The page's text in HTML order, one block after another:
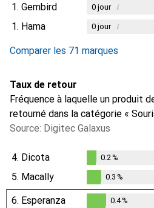
1. Gembird 0jour i
1. Hama 0jour i
Comparer les 71 marques
Taux de retour
Fréquence à laquelle un produit
retourné dans la catégorie «
Source: Digitec Galaxus
4. Dicota
%
0.2 %
5. Macally
0.3%
0.3 %
6. Esperanza 0.4%